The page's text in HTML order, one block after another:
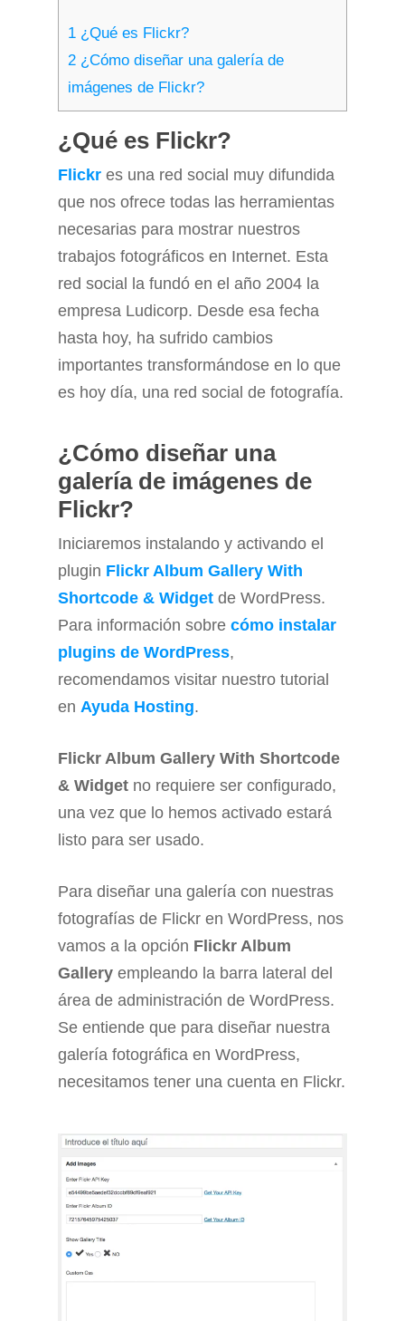
1 ¿Qué es Flickr?
2 ¿Cómo diseñar una galería de
imágenes de Flickr?
¿Qué es Flickr?
Flickr es una red social muy difundida
que nos ofrece todas las herramientas
necesarias para mostrar nuestros
trabajos fotográficos en Internet. Esta
red social la fundó en el año 2004 la
empresa Ludicorp. Desde esa fecha
hasta hoy, ha sufrido cambios
importantes transformándose en lo que
es hoy día, una red social de fotografía.
¿Cómo diseñar una
galería de imágenes de
Flickr?
Iniciaremos instalando y activando el
plugin Flickr Album Gallery With
Shortcode & Widget de WordPress.
Para información sobre cómo instalar
plugins de WordPress,
recomendamos visitar nuestro tutorial
en Ayuda Hosting.
Flickr Album Gallery With Shortcode
& Widget no requiere ser configurado,
una vez que lo hemos activado estará
listo para ser usado.
Para diseñar una galería con nuestras
fotografías de Flickr en WordPress, nos
vamos a la opción Flickr Album
Gallery empleando la barra lateral del
área de administración de WordPress.
Se entiende que para diseñar nuestra
galería fotográfica en WordPress,
necesitamos tener una cuenta en Flickr.